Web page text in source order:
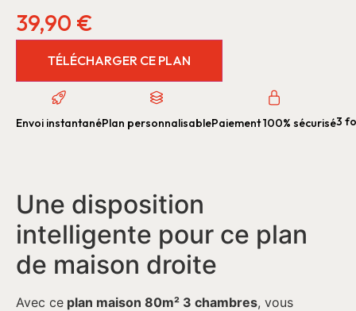
39,90 €
TÉLÉCHARGER CE PLAN
Envoi instantanéPlan personnalisablePaiement 100% sécurisé3
Une disposition
intelligente pour ce plan
de maison droite
Avec ce plan maison 80m² 3 chambres, vous